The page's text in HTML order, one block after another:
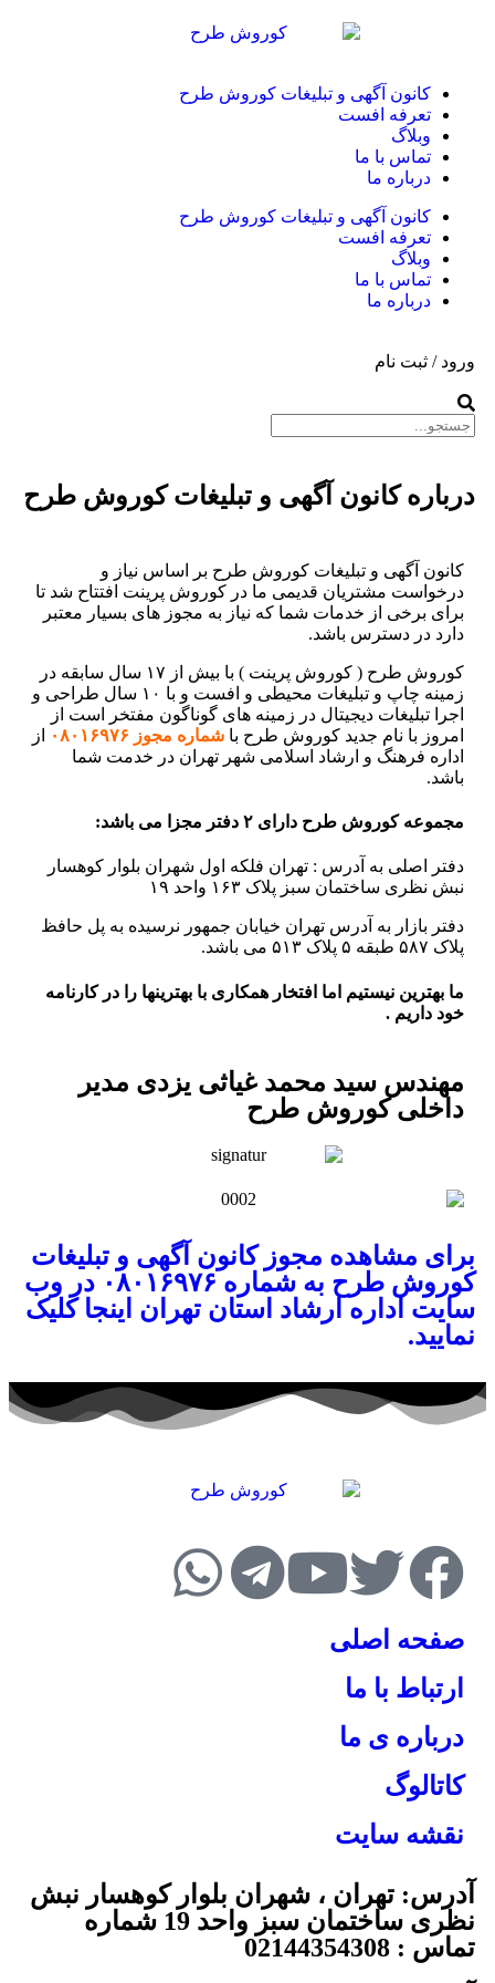
کانون آگهی و تبلیغات کوروش طرح
تعرفه افست
وبلاگ
تماس با ما
درباره ما
کانون آگهی و تبلیغات کوروش طرح
تعرفه افست
وبلاگ
تماس با ما
درباره ما
ورود / ثبت نام
درباره کانون آگهی و تبلیغات کوروش طرح
کانون آگهی و تبلیغات کوروش طرح بر اساس نیاز و
درخواست مشتریان قدیمی ما در کوروش پرینت افتتاح شد تا
برای برخی از خدمات شما که نیاز به مجوز های بسیار معتبر
دارد در دسترس باشد.
کوروش طرح ( کوروش پرینت ) با بیش از ۱۷ سال سابقه در
زمینه چاپ و تبلیغات محیطی و افست و با ۱۰ سال طراحی و
اجرا تبلیغات دیجیتال در زمینه های گوناگون مفتخر است از
امروز با نام جدید کوروش طرح با شماره مجوز ۰۸۰۱۶۹۷۶
از
اداره فرهنگ و ارشاد اسلامی شهر تهران در خدمت شما
باشد.
مجموعه کوروش طرح دارای ۲ دفتر مجزا می باشد:
دفتر اصلی به آدرس : تهران فلکه اول شهران بلوار کوهسار
نبش نظری ساختمان سبز پلاک ۱۶۳ واحد ۱۹
دفتر بازار به آدرس تهران خیابان جمهور نرسیده به پل حافظ
پلاک ۵۸۷ طبقه ۵ پلاک ۵۱۳ می باشد.
ما بهترین نیستیم اما افتخار همکاری با بهترینها را در کارنامه
خود داریم .
مهندس سید محمد غیاثی یزدی مدیر
داخلی کوروش طرح
برای مشاهده مجوز کانون آگهی و تبلیغات
کوروش طرح به شماره ۰۸۰۱۶۹۷۶ در وب
سایت اداره ارشاد استان تهران اینجا کلیک
نمایید.
صفحه اصلی
ارتباط با ما
درباره ی ما
کاتالوگ
نقشه سایت
آدرس: تهران ، شهران بلوار کوهسار نبش
نظری ساختمان سبز واحد 19 شماره
تماس : 02144354308